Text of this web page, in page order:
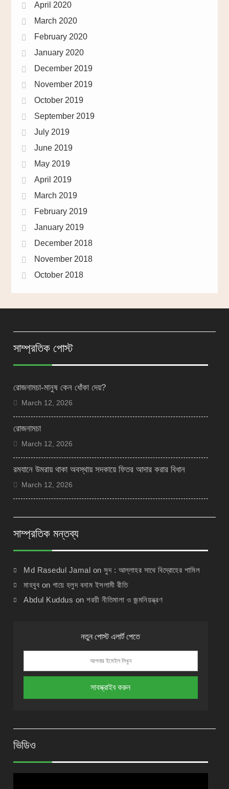
April 2020
March 2020
February 2020
January 2020
December 2019
November 2019
October 2019
September 2019
July 2019
June 2019
May 2019
April 2019
March 2019
February 2019
January 2019
December 2018
November 2018
October 2018
সাম্প্রতিক পোস্ট
রোজনামচা-মানুষ কেন ধোঁকা দেয়?
March 12, 2026
রোজনামচা
March 12, 2026
রমযানে উমরায় থাকা অবস্থায় সদকায়ে ফিতর আদার করার বিধান
March 12, 2026
সাম্প্রতিক মন্তব্য
Md Rasedul Jamal onসুদ : আল্লাহর সাথে বিদ্রোহের শামিল
মাহবুব onগায়ে হলুদ বনাম ইসলামী রীতি
Abdul Kuddus onশরয়ী নীতিমালা ও জন্মনিয়ন্ত্রণ
নতুন পোস্ট এলার্ট পেতে
ভিডিও